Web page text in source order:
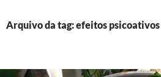
Arquivo da tag: efeitos psicoativos